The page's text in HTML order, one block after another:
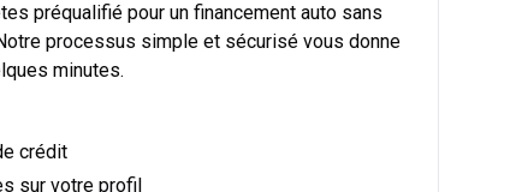
préqualifié pour un financement auto sans
processus simple et sécurisé vous donne
minutes.
crédit
sur votre profil